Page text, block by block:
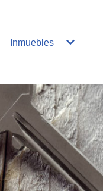
Inmuebles